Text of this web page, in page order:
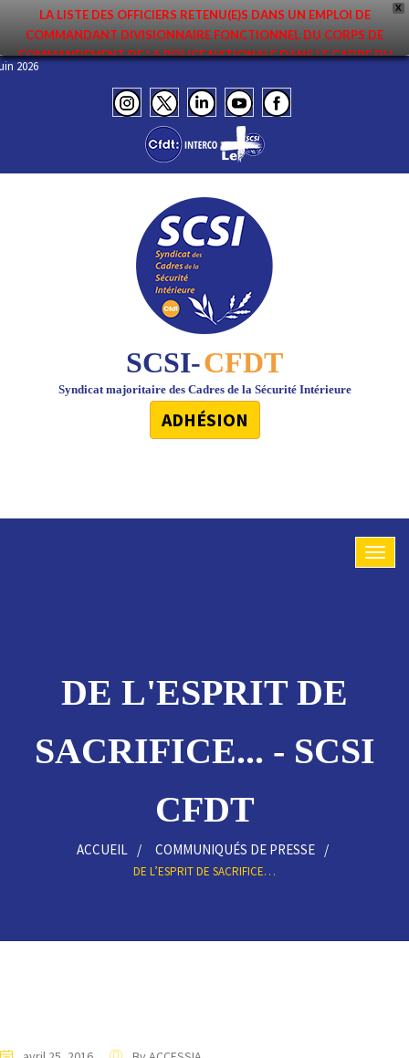
X
LA LISTE DES OFFICIERS RETENU(E)S DANS UN EMPLOI DE
COMMANDANT DIVISIONNAIRE FONCTIONNEL DU CORPS DE
COMMANDEMENT DE LA POLICE NATIONALE DANS LE CADRE DU
PREMIER MOUVEMENT 2026 A ÉTÉ DIFFUSÉE. ELLE EST DISPONIBLE EN
PAGES PROTÉGÉES DU SITE. FÉLICITATIONS AUX NOMMÉ(E)S !
– Juin 2026
SCSI-CFDT
Syndicat majoritaire des Cadres de la Sécurité Intérieure
ADHÉSION
DE L'ESPRIT DE
SACRIFICE... - SCSI
CFDT
ACCUEIL COMMUNIQUÉS DE PRESSE
DE L’ESPRIT DE SACRIFICE…